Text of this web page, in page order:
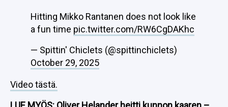
Hitting Mikko Rantanen does not look like
a fun time pic.twitter.com/RW6CgDAKhc
— Spittin' Chiclets (@spittinchiclets)
October 29, 2025
Video tästä.